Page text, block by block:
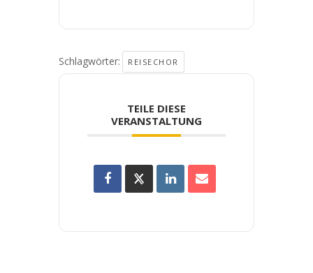
Schlagwörter: REISECHOR
TEILE DIESE
VERANSTALTUNG